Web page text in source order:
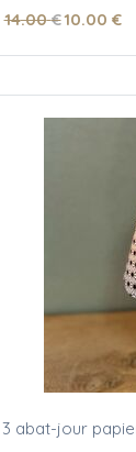
14.00 €10.00 €
3 abat-jour